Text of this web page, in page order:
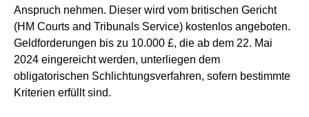
Anspruch nehmen. Dieser wird vom britischen Gericht
(HM Courts and Tribunals Service) kostenlos angeboten.
Geldforderungen bis zu 10.000 £, die ab dem 22. Mai
2024 eingereicht werden, unterliegen dem
obligatorischen Schlichtungsverfahren, sofern bestimmte
Kriterien erfüllt sind.